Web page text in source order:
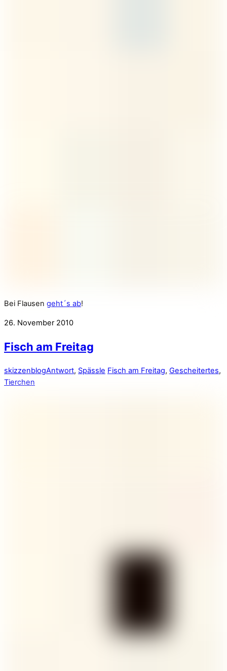
Bei Flausen geht´s ab!
26. November 2010
Fisch am Freitag
skizzenblogAntwort, Spässle Fisch am Freitag, Gescheitertes,
Tierchen